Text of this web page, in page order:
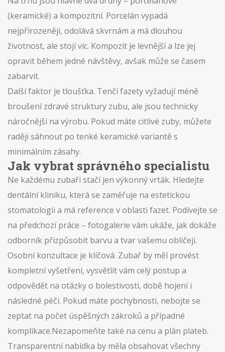
(keramické) a kompozitní. Porcelán vypadá
nejpřirozeněji, odolává skvrnám a má dlouhou
životnost, ale stojí víc. Kompozit je levnější a lze jej
opravit během jedné návštěvy, avšak může se časem
zabarvit.
Další faktor je tloušťka. Tenčí fazety vyžadují méně
broušení zdravé struktury zubu, ale jsou technicky
náročnější na výrobu. Pokud máte citlivé zuby, můžete
raději sáhnout po tenké keramické variantě s
minimálním zásahy.
Jak vybrat správného specialistu
Ne každému zubaři stačí jen výkonný vrták. Hledejte
dentální kliniku, která se zaměřuje na estetickou
stomatologii a má reference v oblasti fazet. Podívejte se
na předchozí práce – fotogalerie vám ukáže, jak dokáže
odborník přizpůsobit barvu a tvar vašemu obličeji.
Osobní konzultace je klíčová. Zubař by měl provést
kompletní vyšetření, vysvětlit vám celý postup a
odpovědět na otázky o bolestivosti, době hojení i
následné péči. Pokud máte pochybnosti, nebojte se
zeptat na počet úspěšných zákroků a případné
komplikace.Nezapomeňte také na cenu a plán plateb.
Transparentní nabídka by měla obsahovat všechny